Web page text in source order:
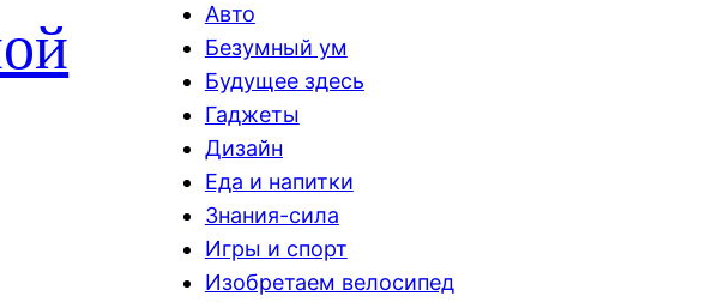
Авто
Безумный ум
Будущее здесь
Гаджеты
Дизайн
Еда и напитки
Знания-сила
Игры и спорт
Изобретаем велосипед